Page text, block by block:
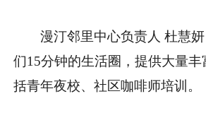
漫汀邻里中心负责人 杜慧
们15分钟的生活圈，提供大量
括青年夜校、社区咖啡师培训。